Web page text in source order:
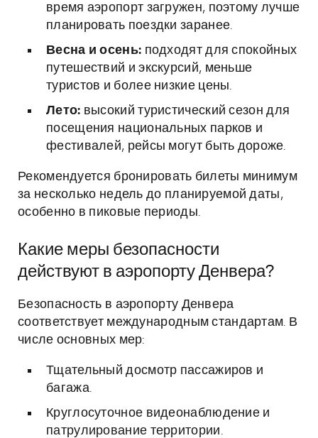
время аэропорт загружен, поэтому лучше
планировать поездки заранее.
Весна и осень: подходят для спокойных
путешествий и экскурсий, меньше
туристов и более низкие цены.
Лето: высокий туристический сезон для
посещения национальных парков и
фестивалей, рейсы могут быть дороже.
Рекомендуется бронировать билеты минимум
за несколько недель до планируемой даты,
особенно в пиковые периоды.
Какие меры безопасности
действуют в аэропорту Денвера?
Безопасность в аэропорту Денвера
соответствует международным стандартам. В
числе основных мер:
Тщательный досмотр пассажиров и
багажа.
Круглосуточное видеонаблюдение и
патрулирование территории.